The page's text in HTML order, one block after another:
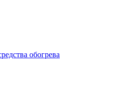
обогрева